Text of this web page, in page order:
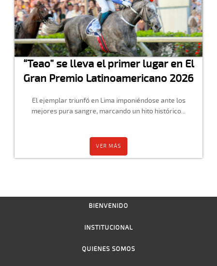
“Teao” se lleva el primer lugar en El
Gran Premio Latinoamericano 2026
El ejemplar triunfó en Lima imponiéndose ante los
mejores pura sangre, marcando un hito histórico...
VER MÁS
BIENVENIDO
INSTITUCIONAL
QUIENES SOMOS